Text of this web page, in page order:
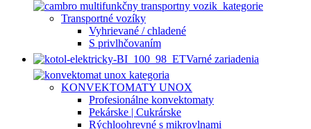
Transportné vozíky
Vyhrievané / chladené
S privlhčovaním
Varné zariadenia
KONVEKTOMATY UNOX
Profesionálne konvektomaty
Pekárske | Cukrárske
Rýchloohrevné s mikrovlnami